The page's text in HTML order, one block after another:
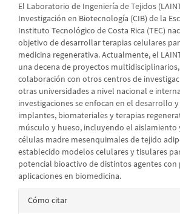
El Laboratorio de Ingeniería de Tejidos
Investigación en Biotecnología (CIB) de la
Instituto Tecnológico de Costa Rica (TEC)
objetivo de desarrollar terapias celulares
medicina regenerativa. Actualmente, el
una decena de proyectos
colaboración con otros centros de
otras universidades a nivel nacional e
investigaciones se enfocan en el desarrollo
implantes, biomateriales y terapias
músculo y hueso, incluyendo el aislamiento
células madre mesenquimales de tejido
establecido modelos celulares y tisulares
potencial bioactivo de distintos agentes con
aplicaciones en biomedicina.
Detalles
Cómo citar